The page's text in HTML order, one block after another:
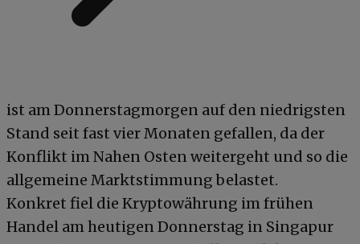
ist am Donnerstagmorgen auf den niedrigsten
Stand seit fast vier Monaten gefallen, da der
Konflikt im Nahen Osten weitergeht und so die
allgemeine Marktstimmung belastet.
Konkret fiel die Kryptowährung im frühen
Handel am heutigen Donnerstag in Singapur